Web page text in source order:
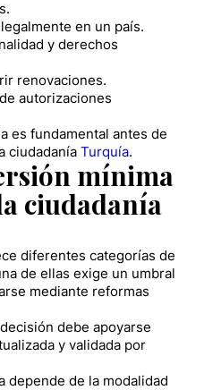
en un país.
y derechos
renovaciones.
autorizaciones
es fundamental antes de
ciudadanía Turquía.
mínima
ciudadanía
diferentes categorías de
de ellas exige un umbral
mediante reformas
debe apoyarse
y validada por
depende de la modalidad